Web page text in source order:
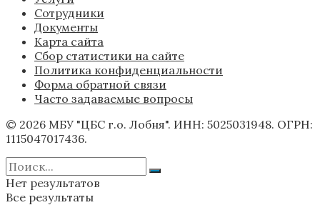
Сотрудники
Документы
Карта сайта
Сбор статистики на сайте
Политика конфиденциальности
Форма обратной связи
Часто задаваемые вопросы
© 2026 МБУ "ЦБС г.о. Лобня". ИНН: 5025031948. ОГРН:
1115047017436.
Нет результатов
Все результаты